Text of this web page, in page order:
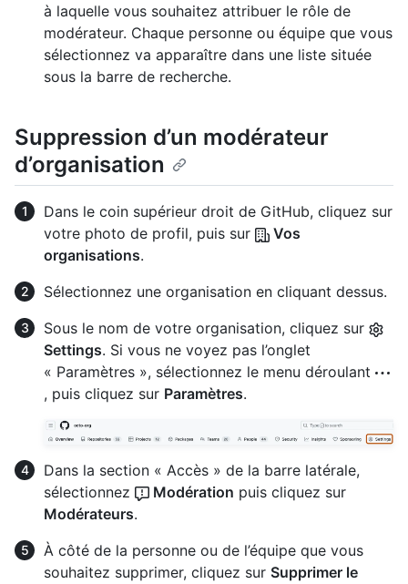
à laquelle vous souhaitez attribuer le rôle de
modérateur. Chaque personne ou équipe que vous
sélectionnez va apparaître dans une liste située
sous la barre de recherche.
Suppression d’un modérateur
d’organisation
Dans le coin supérieur droit de GitHub, cliquez sur
votre photo de profil, puis sur
Vos
organisations.
Sélectionnez une organisation en cliquant dessus.
Sous le nom de votre organisation, cliquez sur
Settings. Si vous ne voyez pas l’onglet
« Paramètres », sélectionnez le menu déroulant
, puis cliquez sur Paramètres.
Dans la section « Accès » de la barre latérale,
sélectionnez
Modération puis cliquez sur
Modérateurs.
À côté de la personne ou de l’équipe que vous
souhaitez supprimer, cliquez sur Supprimer le